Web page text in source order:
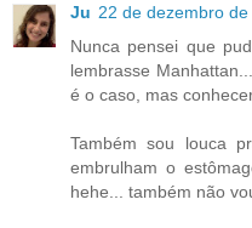
Ju 22 de dezembro
Nunca pensei que
lembrasse
é o caso, mas
Também sou louca
embrulham o
hehe... também não